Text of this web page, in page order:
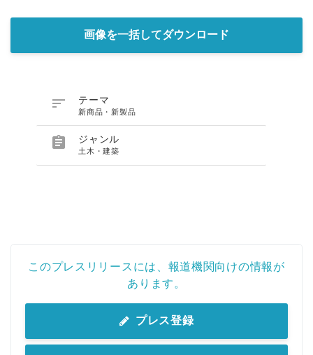
画像を一括してダウンロード
 テーマ
新商品・新製品
 ジャンル
土木・建築
このプレスリリースには、報道機関向けの情報が
あります。
プレス登録